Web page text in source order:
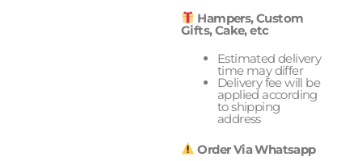
Hampers, Custom
Gifts, Cake, etc
Estimated delivery
time may differ
Delivery fee will be
applied according
to shipping
address
Order Via Whatsapp